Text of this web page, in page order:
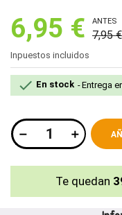
6,95 € ANTES
7,95 €
Inpuestos incluidos
 En stock Entrega
Te quedan